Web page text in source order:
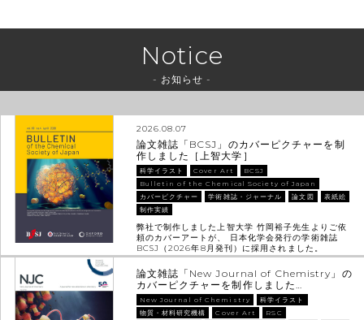
Notice
- お知らせ -
2026.08.07
論文雑誌「BCSJ」のカバーピクチャーを制
作しました［上智大学］
科学イラスト Cover Art
BCSJ
Bulletin of the Chemical Society of Japan
カバーピクチャー
学術雑誌・ジャーナル 論文図
表紙絵
制作実績
弊社で制作しました上智大学 竹岡裕子先生よりご依
頼のカバーアートが、 日本化学会発行の学術雑誌
BCSJ（2026年8月発刊）に採用されました。
論文雑誌「New Journal of Chemistry」の
カバーピクチャーを制作しました…
New Journal of Chemistry
科学イラスト
物質・材料研究機構
Cover Art
RSC